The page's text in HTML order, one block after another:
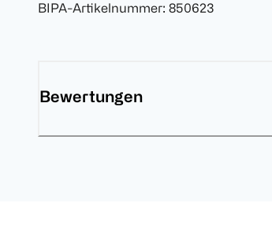
BIPA-Artikelnummer: 850623
Bewertungen